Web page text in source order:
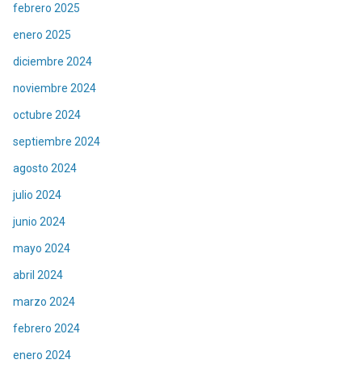
febrero 2025
enero 2025
diciembre 2024
noviembre 2024
octubre 2024
septiembre 2024
agosto 2024
julio 2024
junio 2024
mayo 2024
abril 2024
marzo 2024
febrero 2024
enero 2024